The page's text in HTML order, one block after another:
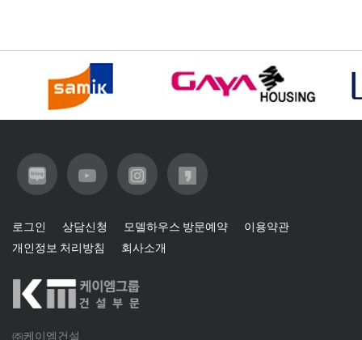
로그인 상담신청 모델하우스 방문예약
이용약관
개인정보 처리방침
회사소개
㈜케이엠건설